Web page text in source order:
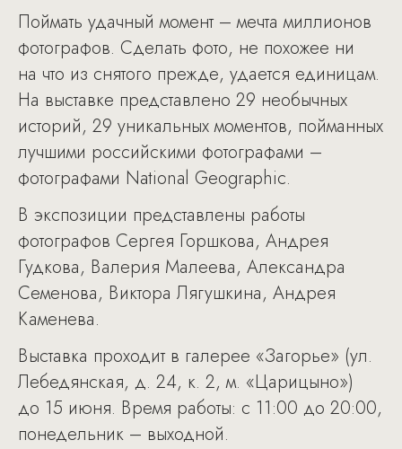
Поймать удачный момент – мечта миллионов
фотографов. Сделать фото, не похожее ни
на что из снятого прежде, удается единицам.
На выставке представлено 29 необычных
историй, 29 уникальных моментов, пойманных
лучшими российскими фотографами –
фотографами National Geographic.
В экспозиции представлены работы
фотографов Сергея Горшкова, Андрея
Гудкова, Валерия Малеева, Александра
Семенова, Виктора Лягушкина, Андрея
Каменева.
Выставка проходит в галерее «Загорье» (ул.
Лебедянская, д. 24, к. 2, м. «Царицыно»)
до 15 июня. Время работы: с 11:00 до 20:00,
понедельник – выходной.